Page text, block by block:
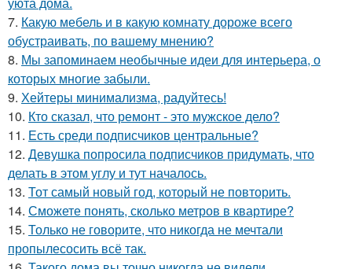
7. Какую мебель и в какую комнату дороже всего
обустраивать, по вашему мнению?
8. Мы запоминаем необычные идеи для интерьера, о
которых многие забыли.
9. Хейтеры минимализма, радуйтесь!
10. Кто сказал, что ремонт - это мужское дело?
11. Есть среди подписчиков центральные?
12. Девушка попросила подписчиков придумать, что
делать в этом углу и тут началось.
13. Тот самый новый год, который не повторить.
14. Сможете понять, сколько метров в квартире?
15. Только не говорите, что никогда не мечтали
пропылесосить всё так.